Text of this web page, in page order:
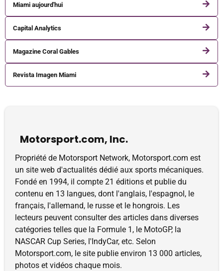
Miami aujourd'hui
Capital Analytics
Magazine Coral Gables
Revista Imagen Miami
Motorsport.com, Inc.
Propriété de Motorsport Network, Motorsport.com est
un site web d'actualités dédié aux sports mécaniques.
Fondé en 1994, il compte 21 éditions et publie du
contenu en 13 langues, dont l'anglais, l'espagnol, le
français, l'allemand, le russe et le hongrois. Les
lecteurs peuvent consulter des articles dans diverses
catégories telles que la Formule 1, le MotoGP, la
NASCAR Cup Series, l'IndyCar, etc. Selon
Motorsport.com, le site publie environ 13 000 articles,
photos et vidéos chaque mois.